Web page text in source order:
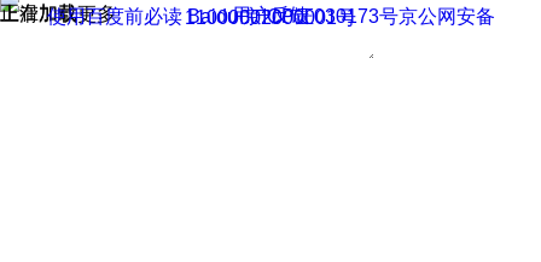
正在加载
上滑加载更多 用户反馈
使用百度前必读 Baidu 京ICP证030173号
京公网安备11000002000001号